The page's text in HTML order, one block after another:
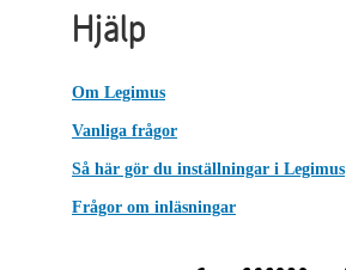
Hjälp
Om Legimus
Vanliga frågor
Så här gör du inställningar i Legimus
Frågor om inläsningar